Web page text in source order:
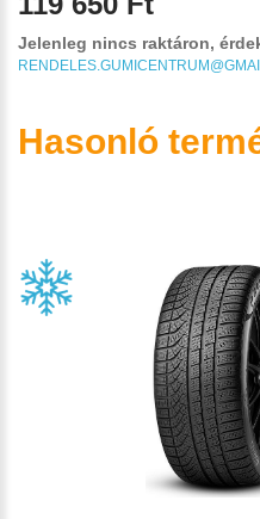
Jelenleg nincs raktáron,
Hasonló